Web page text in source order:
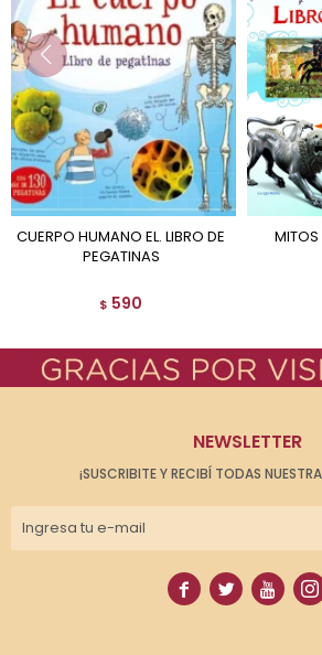
CUERPO HUMANO EL. LIBRO DE
PEGATINAS
$ 590
MITOS GRIEGOS. LIBRO DE
NEWSLETTER
¡SUSCRIBITE Y RECIBÍ TODAS
   